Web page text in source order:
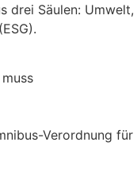
drei Säulen: Umwelt,
Verordnung für